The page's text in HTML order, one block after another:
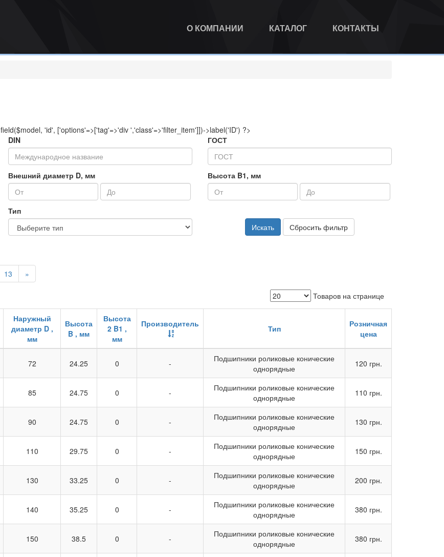
О КОМПАНИИ КАТАЛОГ КОНТАКТЫ
field($model, 'id', ['options'=>['tag'=>'div ','class'=>'filter_item']])->label('ID') ?>
DIN
ГОСТ
Внешний диаметр D, мм Высота B1, мм
Тип
Искать
Сбросить фильтр
13 »
Товаров на странице
Наружный
диаметр D ,
мм
Высота
B , мм
Высота
2 B1 ,
мм
Производитель Тип
Розничная
цена
72 24.25 0 -
Подшипники роликовые конические
однорядные
120 грн.
85 24.75 0 -
Подшипники роликовые конические
однорядные
110 грн.
90 24.75 0 -
Подшипники роликовые конические
однорядные
130 грн.
110 29.75 0 -
Подшипники роликовые конические
однорядные
150 грн.
130 33.25 0 -
Подшипники роликовые конические
однорядные
200 грн.
140 35.25 0 -
Подшипники роликовые конические
однорядные
380 грн.
150 38.5 0 -
Подшипники роликовые конические
однорядные
380 грн.